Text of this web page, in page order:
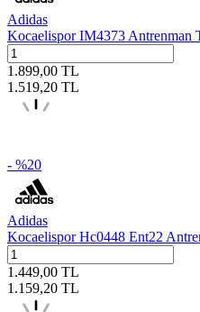
Adidas
Kocaelispor IM4373 Antrenman
1.899,00 TL
1.519,20 TL
- %20
Adidas
Kocaelispor Hc0448 Ent22
1.449,00 TL
1.159,20 TL